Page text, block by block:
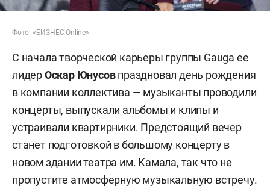
Фото: «БИЗНЕС Online»
С начала творческой карьеры группы Gauga ее
лидерОскар Юнусовпраздновал день рождения
в компании коллектива — музыканты проводили
концерты, выпускали альбомы и клипы и
устраивали квартирники. Предстоящий вечер
станет подготовкой в большому концерту в
новом здании театра им. Камала, так что не
пропустите атмосферную музыкальную встречу.